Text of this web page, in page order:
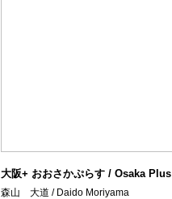
大阪+ おおさかぷらす / Osaka Plus
森山 大道 / Daido Moriyama